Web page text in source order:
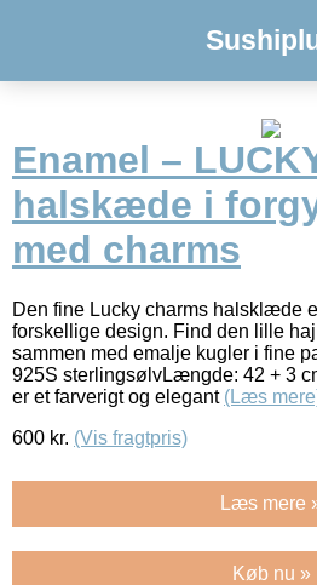
Enamel –
halskæde i
med charms
Den fine Lucky charms halsklæde
forskellige design. Find den lille
sammen med emalje kugler i fine
925S sterlingsølvLængde: 42 + 3
er et farverigt og elegant (Læs
600 kr. (Vis fragtpris)
Læs mere
Køb nu »